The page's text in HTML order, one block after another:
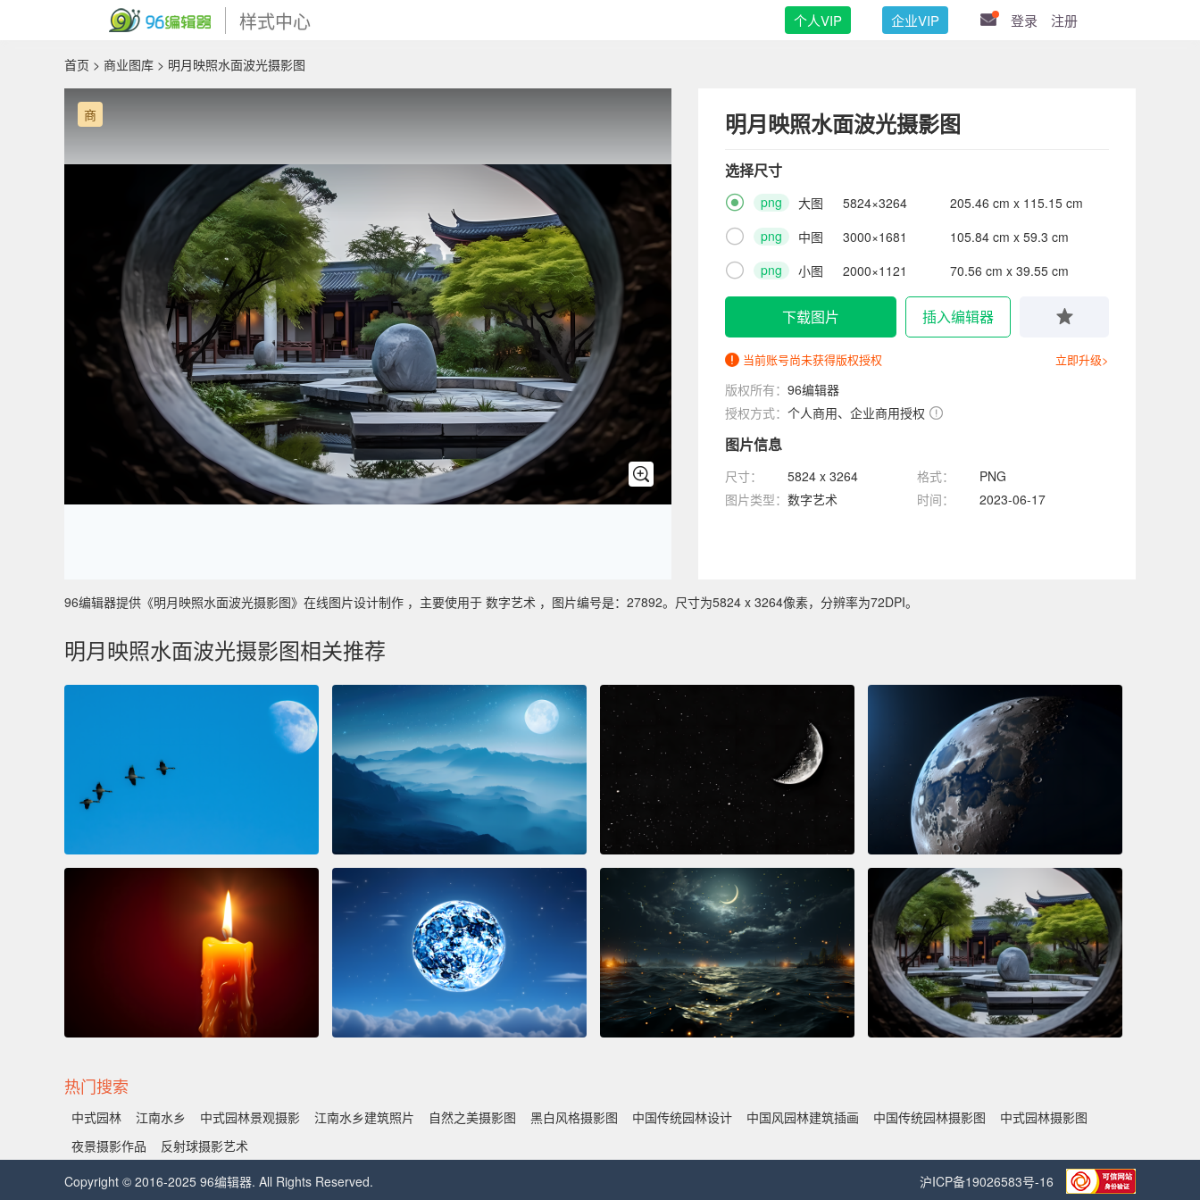
样式中心 个人VIP 企业VIP 登录 注册
首页 > 商业图库 > 明月映照水面波光摄影图
商 明月映照水面波光摄影图
选择尺寸
 png 大图 5824×3264 205.46 cm x 115.15 cm
 png 中图 3000×1681 105.84 cm x 59.3 cm
 png 小图 2000×1121 70.56 cm x 39.55 cm
下载图片 插入编辑器
当前账号尚未获得版权授权 立即升级>
版权所有： 96编辑器
授权方式： 个人商用、企业商用授权
图片信息
尺寸： 5824 x 3264 格式：
PNG
图片类型： 数字艺术 时间： 2023-06-17
96编辑器提供《明月映照水面波光摄影图》在线图片设计制作 ，主要使用于 数字艺术 ，图片编号是：27892。尺寸为5824 x 3264像素，分辨率为72DPI。
明月映照水面波光摄影图相关推荐
热门搜索
中式园林 江南水乡 中式园林景观摄影 江南水乡建筑照片 自然之美摄影图 黑白风格摄影图 中国传统园林设计 中国风园林建筑插画 中国传统园林摄影图
中式园林摄影图
夜景摄影作品
反射球摄影艺术
Copyright © 2016-2025 96编辑器. All Rights Reserved.
沪ICP备19026583号-16